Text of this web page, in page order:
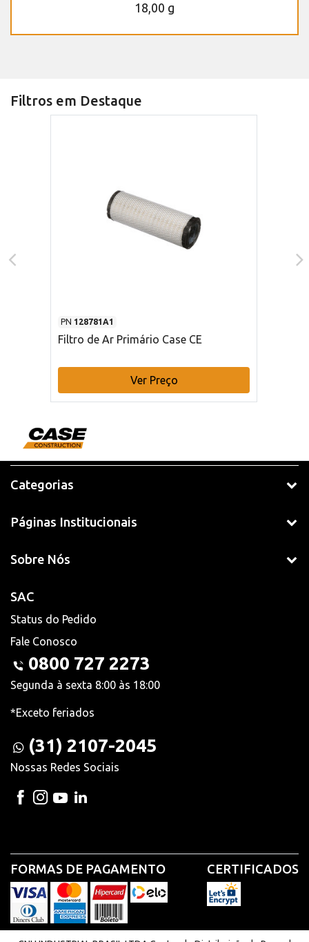
18,00 g
Filtros em Destaque
PN 128781A1
Filtro de Ar Primário Case CE
Ver Preço
Categorias
Páginas Institucionais
Sobre Nós
SAC
Status do Pedido
Fale Conosco
0800 727 2273
Segunda à sexta 8:00 às 18:00
*Exceto feriados
(31) 2107-2045
Nossas Redes Sociais
FORMAS DE PAGAMENTO CERTIFICADOS